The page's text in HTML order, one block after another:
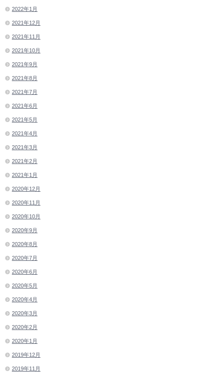
2022年1月
2021年12月
2021年11月
2021年10月
2021年9月
2021年8月
2021年7月
2021年6月
2021年5月
2021年4月
2021年3月
2021年2月
2021年1月
2020年12月
2020年11月
2020年10月
2020年9月
2020年8月
2020年7月
2020年6月
2020年5月
2020年4月
2020年3月
2020年2月
2020年1月
2019年12月
2019年11月